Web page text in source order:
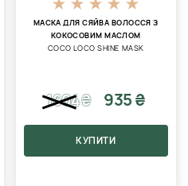
МАСКА ДЛЯ СЯЙВА ВОЛОССЯ З
КОКОСОВИМ МАСЛОМ
COCO LOCO SHINE MASK
1604₴ 935 ₴
КУПИТИ